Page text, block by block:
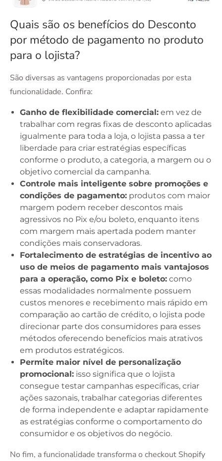
Quais são os benefícios do Desconto
por método de pagamento no produto
para o lojista?
São diversas as vantagens proporcionadas por esta
funcionalidade. Confira:
Ganho de flexibilidade comercial: em vez de
trabalhar com regras fixas de desconto aplicadas
igualmente para toda a loja, o lojista passa a ter
liberdade para criar estratégias específicas
conforme o produto, a categoria, a margem ou o
objetivo comercial da campanha.
Controle mais inteligente sobre promoções e
condições de pagamento: produtos com maior
margem podem receber descontos mais
agressivos no Pix e/ou boleto, enquanto itens
com margem mais apertada podem manter
condições mais conservadoras.
Fortalecimento de estratégias de incentivo ao
uso de meios de pagamento mais vantajosos
para a operação, como Pix e boleto: como
essas modalidades normalmente possuem
custos menores e recebimento mais rápido em
comparação ao cartão de crédito, o lojista pode
direcionar parte dos consumidores para esses
métodos oferecendo benefícios mais atrativos
em produtos estratégicos.
Permite maior nível de personalização
promocional: isso significa que o lojista
consegue testar campanhas específicas, criar
ações sazonais, trabalhar categorias diferentes
de forma independente e adaptar rapidamente
as estratégias conforme o comportamento do
consumidor e os objetivos do negócio.
No fim, a funcionalidade transforma o checkout Shopify